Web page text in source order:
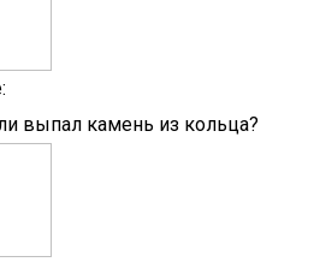
выпал камень из кольца?